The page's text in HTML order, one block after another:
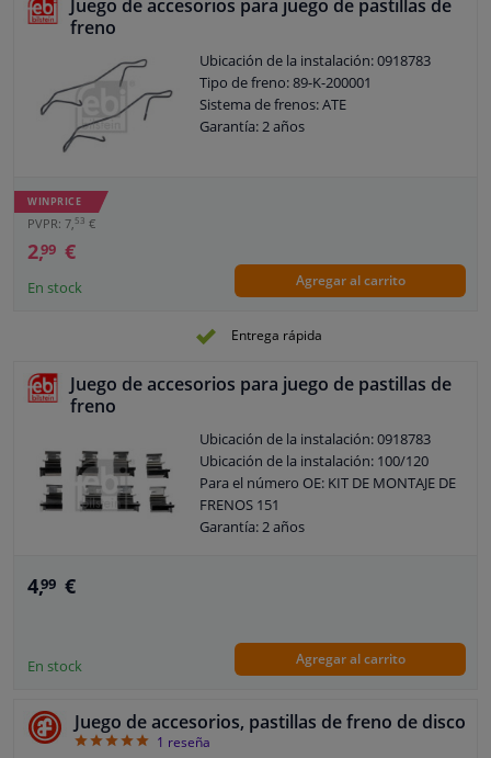
Juego de accesorios para juego de pastillas de
freno
Ubicación de la instalación: 0918783
Tipo de freno: 89-K-200001
Sistema de frenos: ATE
Garantía: 2 años
WINPRICE
PVPR: 7,53 €
2,99 €
En stock Agregar al carrito
Entrega rápida
Juego de accesorios para juego de pastillas de
freno
Ubicación de la instalación: 0918783
Ubicación de la instalación: 100/120
Para el número OE: KIT DE MONTAJE DE
FRENOS 151
Garantía: 2 años
4,99 €
En stock Agregar al carrito
Juego de accesorios, pastillas de freno de disco
51 reseña